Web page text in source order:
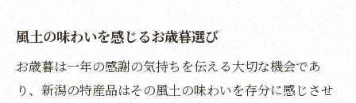
新潟の豊かな水が育む米の魅力
新潟の日本酒で伝える冬の心遣い
新潟の気候風土が育む日本酒
風土の味わいを感じるお歳暮選び
お歳暮は一年の感謝の気持ちを伝える大切な機会であ
り、新潟の特産品はその風土の味わいを存分に感じさせ